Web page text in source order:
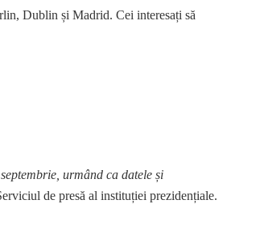
Dublin și Madrid. Cei interesați să
urmând ca datele și
de presă al instituției prezidențiale.